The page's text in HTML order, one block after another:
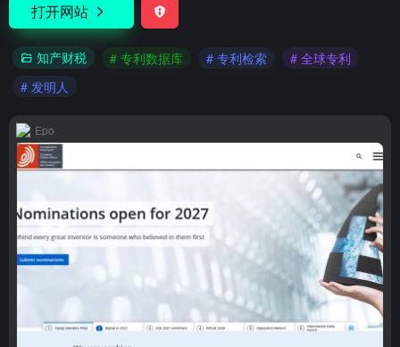
打开网站
知产财税 # 专利数据库 # 专利检索
# 全球专利
# 发明人
Epo